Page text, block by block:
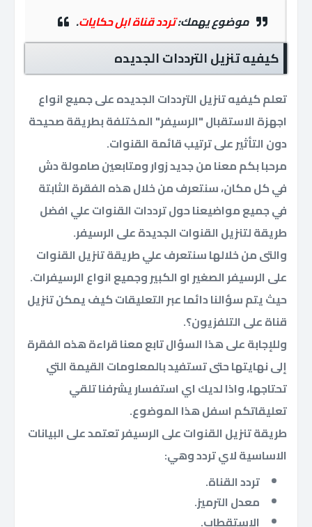
موضوع يهمك:تردد قناة ابل حكايات.
كيفيه تنزيل الترددات الجديده
تعلم كيفيه تنزيل الترددات الجديده على جميع انواع
اجهزة الاستقبال "الرسيفر" المختلفة بطريقة صحيحة
دون التأثير على ترتيب قائمة القنوات.
مرحبا بكم معنا من جديد زوار ومتابعين صامولة دش
في كل مكان، سنتعرف من خلال هذه الفقرة الثابتة
في جميع مواضيعنا حول ترددات القنوات علي افضل
طريقة لتنزيل القنوات الجديدة على الرسيفر.
والتى من خلالها سنتعرف علي طريقة تنزيل القنوات
على الرسيفر الصغير او الكبير وجميع انواع الرسيفرات.
حيث يتم سؤالنا دائما عبر التعليقات كيف يمكن تنزيل
قناة على التلفزيون؟.
وللإجابة على هذا السؤال تابع معنا قراءة هذه الفقرة
إلى نهايتها حتى تستفيد بالمعلومات القيمة التي
تحتاجها، واذا لديك اي استفسار يشرفنا تلقي
تعليقاتكم اسفل هذا الموضوع.
طريقة تنزيل القنوات على الرسيفر تعتمد على البيانات
الاساسية لاي تردد وهي:
تردد القناة.
معدل الترميز.
الاستقطاب.